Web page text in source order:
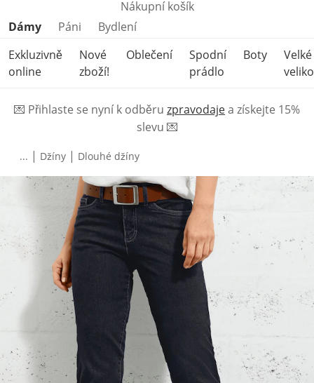
Nákupní košík
Přeskočit kategorie produktů
Dámy Páni
Bydlení
Exkluzivně
online
Nové
zboží!
Oblečení
Spodní
prádlo
Boty
Velké
💌 Přihlaste se nyní k odběru zpravodajea získejte 15%
slevu 💌
... | Džíny | Dlouhé džíny